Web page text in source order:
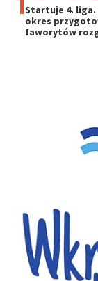
Startuje 4. liga.
okres
faworytów